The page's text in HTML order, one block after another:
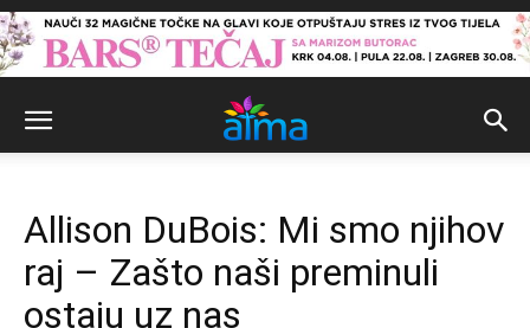
Allison DuBois: Mi smo njihov
raj – Zašto naši preminuli
ostaju uz nas